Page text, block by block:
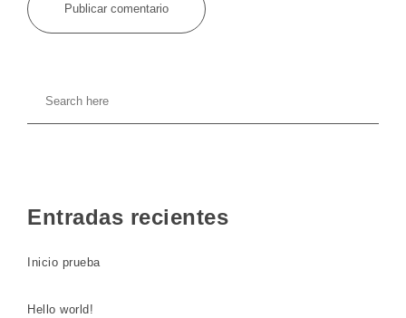
Entradas recientes
Inicio prueba
Hello world!